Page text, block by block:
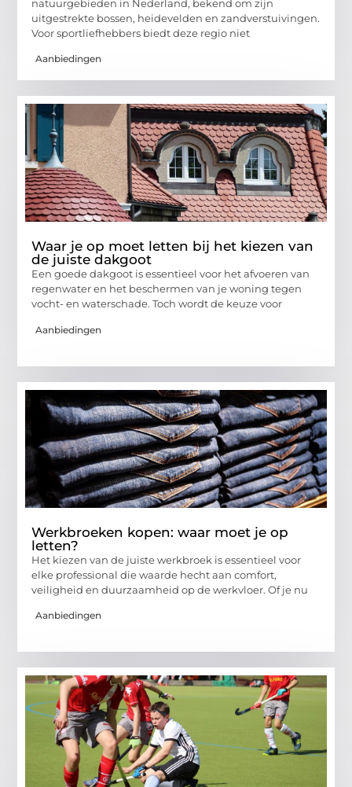
natuurgebieden in Nederland, bekend om zijn
uitgestrekte bossen, heidevelden en zandverstuivingen.
Voor sportliefhebbers biedt deze regio niet
Aanbiedingen
Waar je op moet letten bij het kiezen van
de juiste dakgoot
Een goede dakgoot is essentieel voor het afvoeren van
regenwater en het beschermen van je woning tegen
vocht- en waterschade. Toch wordt de keuze voor
Aanbiedingen
Werkbroeken kopen: waar moet je op
letten?
Het kiezen van de juiste werkbroek is essentieel voor
elke professional die waarde hecht aan comfort,
veiligheid en duurzaamheid op de werkvloer. Of je nu
Aanbiedingen